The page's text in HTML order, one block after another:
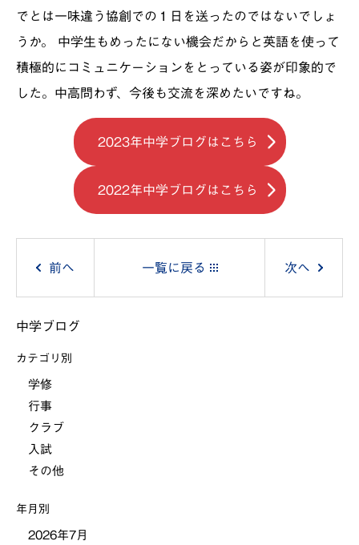
でとは一味違う協創での１日を送ったのではないでしょ
うか。 中学生もめったにない機会だからと英語を使って
積極的にコミュニケーションをとっている姿が印象的で
した。中高問わず、今後も交流を深めたいですね。
2023年中学ブログはこちら
2022年中学ブログはこちら
稿
ナ
ゲ
ー
ョ
前へ 一覧に戻る 次へ
中学ブログ
カテゴリ別
学修
行事
クラブ
入試
その他
年月別
2026年7月